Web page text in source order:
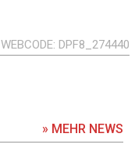
WEBCODE DPF8_274440
» MEHR NEWS